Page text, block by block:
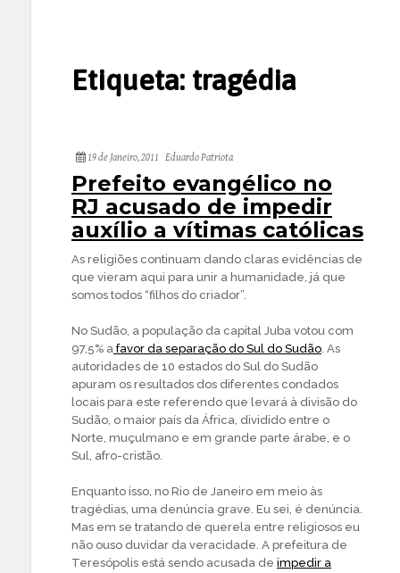
Etiqueta: tragédia
19 de Janeiro, 2011 Eduardo Patriota
Prefeito evangélico no
RJ acusado de impedir
auxílio a vítimas católicas
As religiões continuam dando claras evidências de
que vieram aqui para unir a humanidade, já que
somos todos “filhos do criador”.
No Sudão, a população da capital Juba votou com
97,5% afavor da separação do Sul do Sudão. As
autoridades de 10 estados do Sul do Sudão
apuram os resultados dos diferentes condados
locais para este referendo que levará à divisão do
Sudão, o maior país da África, dividido entre o
Norte, muçulmano e em grande parte árabe, e o
Sul, afro-cristão.
Enquanto isso, no Rio de Janeiro em meio às
tragédias, uma denúncia grave. Eu sei, é denúncia.
Mas em se tratando de querela entre religiosos eu
não ouso duvidar da veracidade. A prefeitura de
Teresópolis está sendo acusada de impedir a